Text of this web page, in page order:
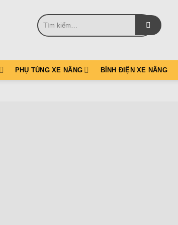
Tìm
kiếm:
PHỤ TÙNG XE NÂNG BÌNH ĐIỆN XE NÂNG